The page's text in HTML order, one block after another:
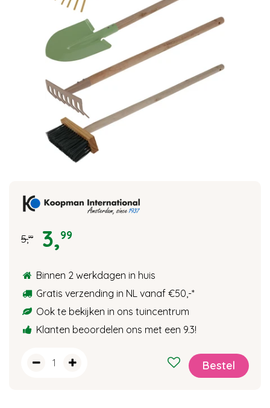
5,99 3,99
Binnen 2 werkdagen in huis
Gratis verzending in NL vanaf €50,-*
Ook te bekijken in ons tuincentrum
Klanten beoordelen ons met een 9.3!